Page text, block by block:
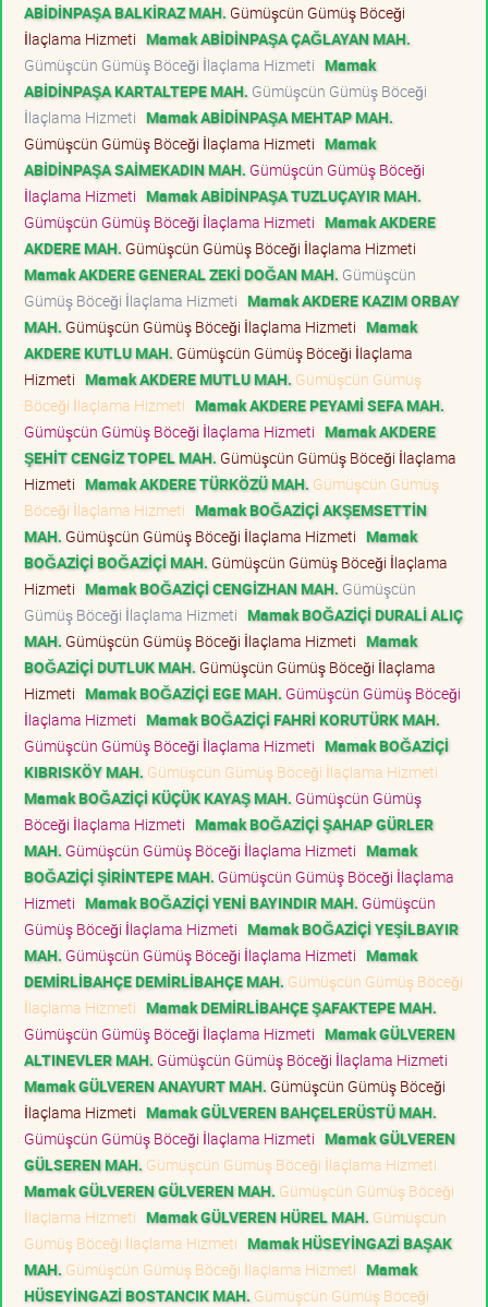
ABİDİNPAŞA BALKİRAZ MAH. Gümüşcün Gümüş Böceği
İlaçlama Hizmeti Mamak ABİDİNPAŞA ÇAĞLAYAN MAH.
Gümüşcün Gümüş Böceği İlaçlama Hizmeti Mamak
ABİDİNPAŞA KARTALTEPE MAH. Gümüşcün Gümüş Böceği
İlaçlama Hizmeti Mamak ABİDİNPAŞA MEHTAP MAH.
Gümüşcün Gümüş Böceği İlaçlama Hizmeti Mamak
ABİDİNPAŞA SAİMEKADIN MAH. Gümüşcün Gümüş Böceği
İlaçlama Hizmeti Mamak ABİDİNPAŞA TUZLUÇAYIR MAH.
Gümüşcün Gümüş Böceği İlaçlama Hizmeti Mamak AKDERE
AKDERE MAH. Gümüşcün Gümüş Böceği İlaçlama Hizmeti
Mamak AKDERE GENERAL ZEKİ DOĞAN MAH. Gümüşcün
Gümüş Böceği İlaçlama Hizmeti Mamak AKDERE KAZIM ORBAY
MAH. Gümüşcün Gümüş Böceği İlaçlama Hizmeti Mamak
AKDERE KUTLU MAH. Gümüşcün Gümüş Böceği İlaçlama
Hizmeti Mamak AKDERE MUTLU MAH. Gümüşcün Gümüş
Böceği İlaçlama Hizmeti Mamak AKDERE PEYAMİ SEFA MAH.
Gümüşcün Gümüş Böceği İlaçlama Hizmeti Mamak AKDERE
ŞEHİT CENGİZ TOPEL MAH. Gümüşcün Gümüş Böceği İlaçlama
Hizmeti Mamak AKDERE TÜRKÖZÜ MAH. Gümüşcün Gümüş
Böceği İlaçlama Hizmeti Mamak BOĞAZİÇİ AKŞEMSETTİN
MAH. Gümüşcün Gümüş Böceği İlaçlama Hizmeti Mamak
BOĞAZİÇİ BOĞAZİÇİ MAH. Gümüşcün Gümüş Böceği İlaçlama
Hizmeti Mamak BOĞAZİÇİ CENGİZHAN MAH. Gümüşcün
Gümüş Böceği İlaçlama Hizmeti Mamak BOĞAZİÇİ DURALİ ALIÇ
MAH. Gümüşcün Gümüş Böceği İlaçlama Hizmeti Mamak
BOĞAZİÇİ DUTLUK MAH. Gümüşcün Gümüş Böceği İlaçlama
Hizmeti Mamak BOĞAZİÇİ EGE MAH. Gümüşcün Gümüş Böceği
İlaçlama Hizmeti Mamak BOĞAZİÇİ FAHRİ KORUTÜRK MAH.
Gümüşcün Gümüş Böceği İlaçlama Hizmeti Mamak BOĞAZİÇİ
KIBRISKÖY MAH. Gümüşcün Gümüş Böceği İlaçlama Hizmeti
Mamak BOĞAZİÇİ KÜÇÜK KAYAŞ MAH. Gümüşcün Gümüş
Böceği İlaçlama Hizmeti Mamak BOĞAZİÇİ ŞAHAP GÜRLER
MAH. Gümüşcün Gümüş Böceği İlaçlama Hizmeti Mamak
BOĞAZİÇİ ŞİRİNTEPE MAH. Gümüşcün Gümüş Böceği İlaçlama
Hizmeti Mamak BOĞAZİÇİ YENİ BAYINDIR MAH. Gümüşcün
Gümüş Böceği İlaçlama Hizmeti Mamak BOĞAZİÇİ YEŞİLBAYIR
MAH. Gümüşcün Gümüş Böceği İlaçlama Hizmeti Mamak
DEMİRLİBAHÇE DEMİRLİBAHÇE MAH. Gümüşcün Gümüş Böceği
İlaçlama Hizmeti Mamak DEMİRLİBAHÇE ŞAFAKTEPE MAH.
Gümüşcün Gümüş Böceği İlaçlama Hizmeti Mamak GÜLVEREN
ALTINEVLER MAH. Gümüşcün Gümüş Böceği İlaçlama Hizmeti
Mamak GÜLVEREN ANAYURT MAH. Gümüşcün Gümüş Böceği
İlaçlama Hizmeti Mamak GÜLVEREN BAHÇELERÜSTÜ MAH.
Gümüşcün Gümüş Böceği İlaçlama Hizmeti Mamak GÜLVEREN
GÜLSEREN MAH. Gümüşcün Gümüş Böceği İlaçlama Hizmeti
Mamak GÜLVEREN GÜLVEREN MAH. Gümüşcün Gümüş Böceği
İlaçlama Hizmeti Mamak GÜLVEREN HÜREL MAH. Gümüşcün
Gümüş Böceği İlaçlama Hizmeti Mamak HÜSEYİNGAZİ BAŞAK
MAH. Gümüşcün Gümüş Böceği İlaçlama Hizmeti Mamak
HÜSEYİNGAZİ BOSTANCIK MAH. Gümüşcün Gümüş Böceği